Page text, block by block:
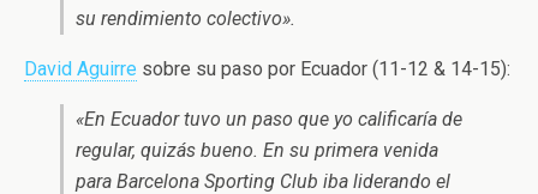
su rendimiento colectivo».
David Aguirre sobre su paso por Ecuador (11-12 & 14-15):
«En Ecuador tuvo un paso que yo calificaría de
regular, quizás bueno. En su primera venida
para Barcelona Sporting Club iba liderando el